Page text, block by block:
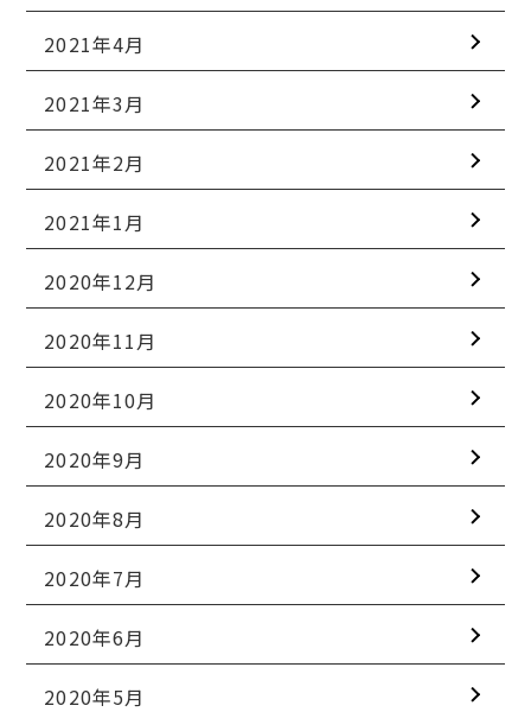
2021年4月
2021年3月
2021年2月
2021年1月
2020年12月
2020年11月
2020年10月
2020年9月
2020年8月
2020年7月
2020年6月
2020年5月